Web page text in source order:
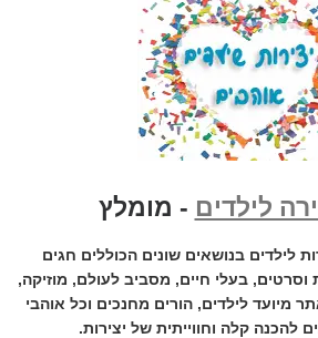
לילדים - מומלץ
לילדים בנושאים שונים הכוללים חגים
וסרטים, בעלי חיים, מסביב לעולם, מוזיקה,
מיועד לילדים, הורים מחנכים וכל אוהבי
להכנה קלה וחווייתית של יצירות.